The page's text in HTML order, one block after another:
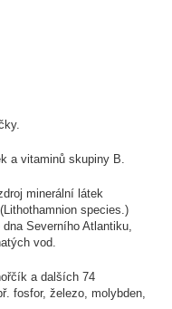
a vitaminů skupiny B.
minerální látek
species.)
Severního Atlantiku,
vod.
a dalších 74
fosfor, železo, molybden,